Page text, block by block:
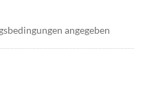
angegeben